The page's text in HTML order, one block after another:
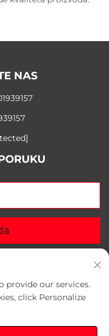
NAS
Yunlei Packaging
provide our services.
click Personalize